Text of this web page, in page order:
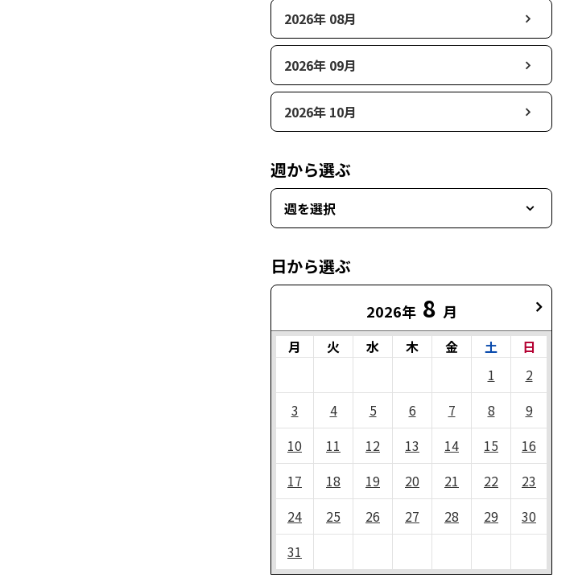
2026年 08月
2026年 09月
2026年 10月
週から選ぶ
週を選択
日から選ぶ
2026年 8 月
月 火 水 木 金 土
日
1
2
3
4 5 6 7 8
9
10
11 12 13 14 15
16
17
18 19 20 21 22
23
24
25 26 27 28 29
30
31